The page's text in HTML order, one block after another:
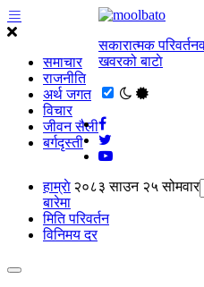
समाचार
राजनीति
अर्थ जगत
विचार
जीवन सैली
बर्गदृस्ती
सकारात्मक
खवरको बाटाे
२०८३ साउन २५ सोमवार
हाम्राे
बारेमा
मिति परिवर्तन
विनिमय दर